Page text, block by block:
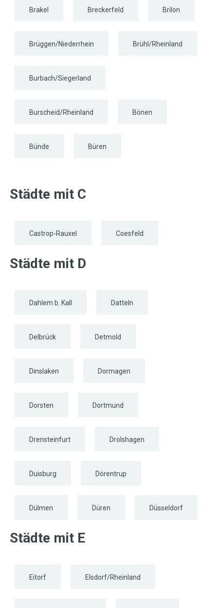
Brakel Breckerfeld Brilon
Brüggen/Niederrhein Brühl/Rheinland
Burbach/Siegerland
Burscheid/Rheinland Bönen
Bünde Büren
Städte mit C
Castrop-Rauxel Coesfeld
Städte mit D
Dahlem b. Kall Datteln
Delbrück Detmold
Dinslaken Dormagen
Dorsten Dortmund
Drensteinfurt Drolshagen
Duisburg Dörentrup
Dülmen Düren Düsseldorf
Städte mit E
Eitorf Elsdorf/Rheinland